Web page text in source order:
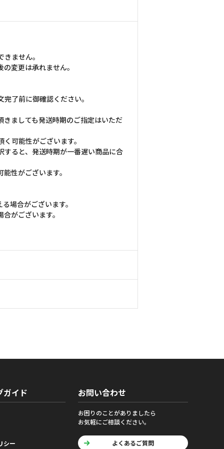
ません。
変更は承れません。
了前に御確認ください。
ましても発送時期のご指定はいただ
可能性がございます。
ると、発送時期が一番遅い商品に合
性がございます。
場合がございます。
がございます。
ガイド
シー
お問い合わせ
お困りのことがありましたら
お気軽にご相談ください。
よくあるご質問